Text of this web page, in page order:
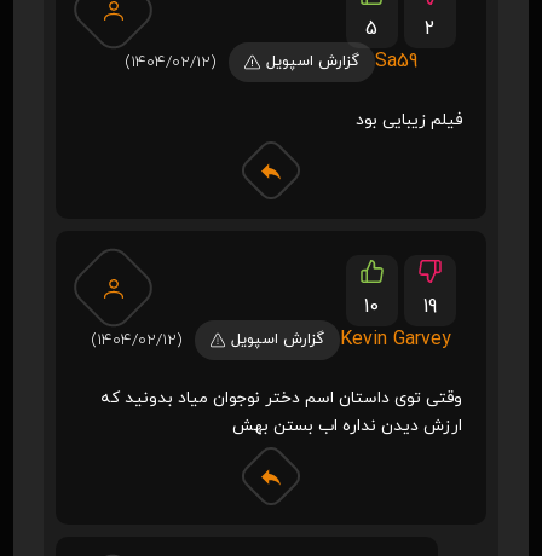
5
2
Sa59
گزارش اسپویل (1404/02/12)
فیلم زیبایی بود
10
19
Kevin Garvey
گزارش اسپویل (1404/02/12)
وقتی توی داستان اسم دختر نوجوان میاد بدونید که
ارزش دیدن نداره اب بستن بهش